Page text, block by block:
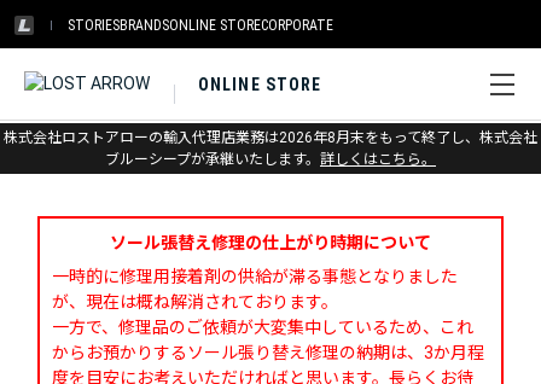
STORIESBRANDSONLINE STORECORPORATE
ONLINE STORE
株式会社ロストアローの輸入代理店業務は2026年8月末をもって終了し、株式会社
ブルーシープが承継いたします。 詳しくはこちら。
お問い合わせ
ソール張替え修理の仕上がり時期について
一時的に修理用接着剤の供給が滞る事態となりました
が、現在は概ね解消されております。
一方で、修理品のご依頼が大変集中しているため、これ
からお預かりするソール張り替え修理の納期は、3か月程
度を目安にお考えいただければと思います。長らくお待